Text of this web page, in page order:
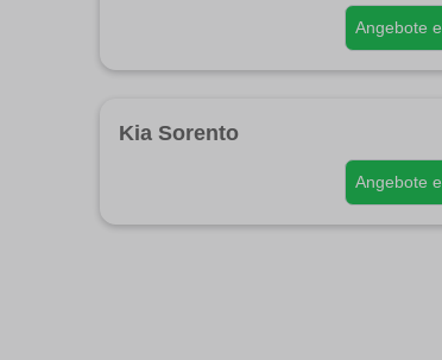
Angebote
Kia Sorento
Angebote